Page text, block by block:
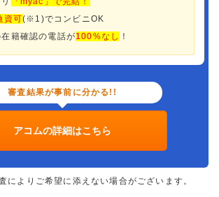
資可(※1)でコンビニOK
籍確認の電話が100%なし ！
審査結果が事前に分かる!!
アコムの詳細はこちら
よりご希望に添えない場合がございます。